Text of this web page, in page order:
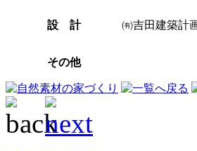
設 計 ㈲吉田建築計
その他